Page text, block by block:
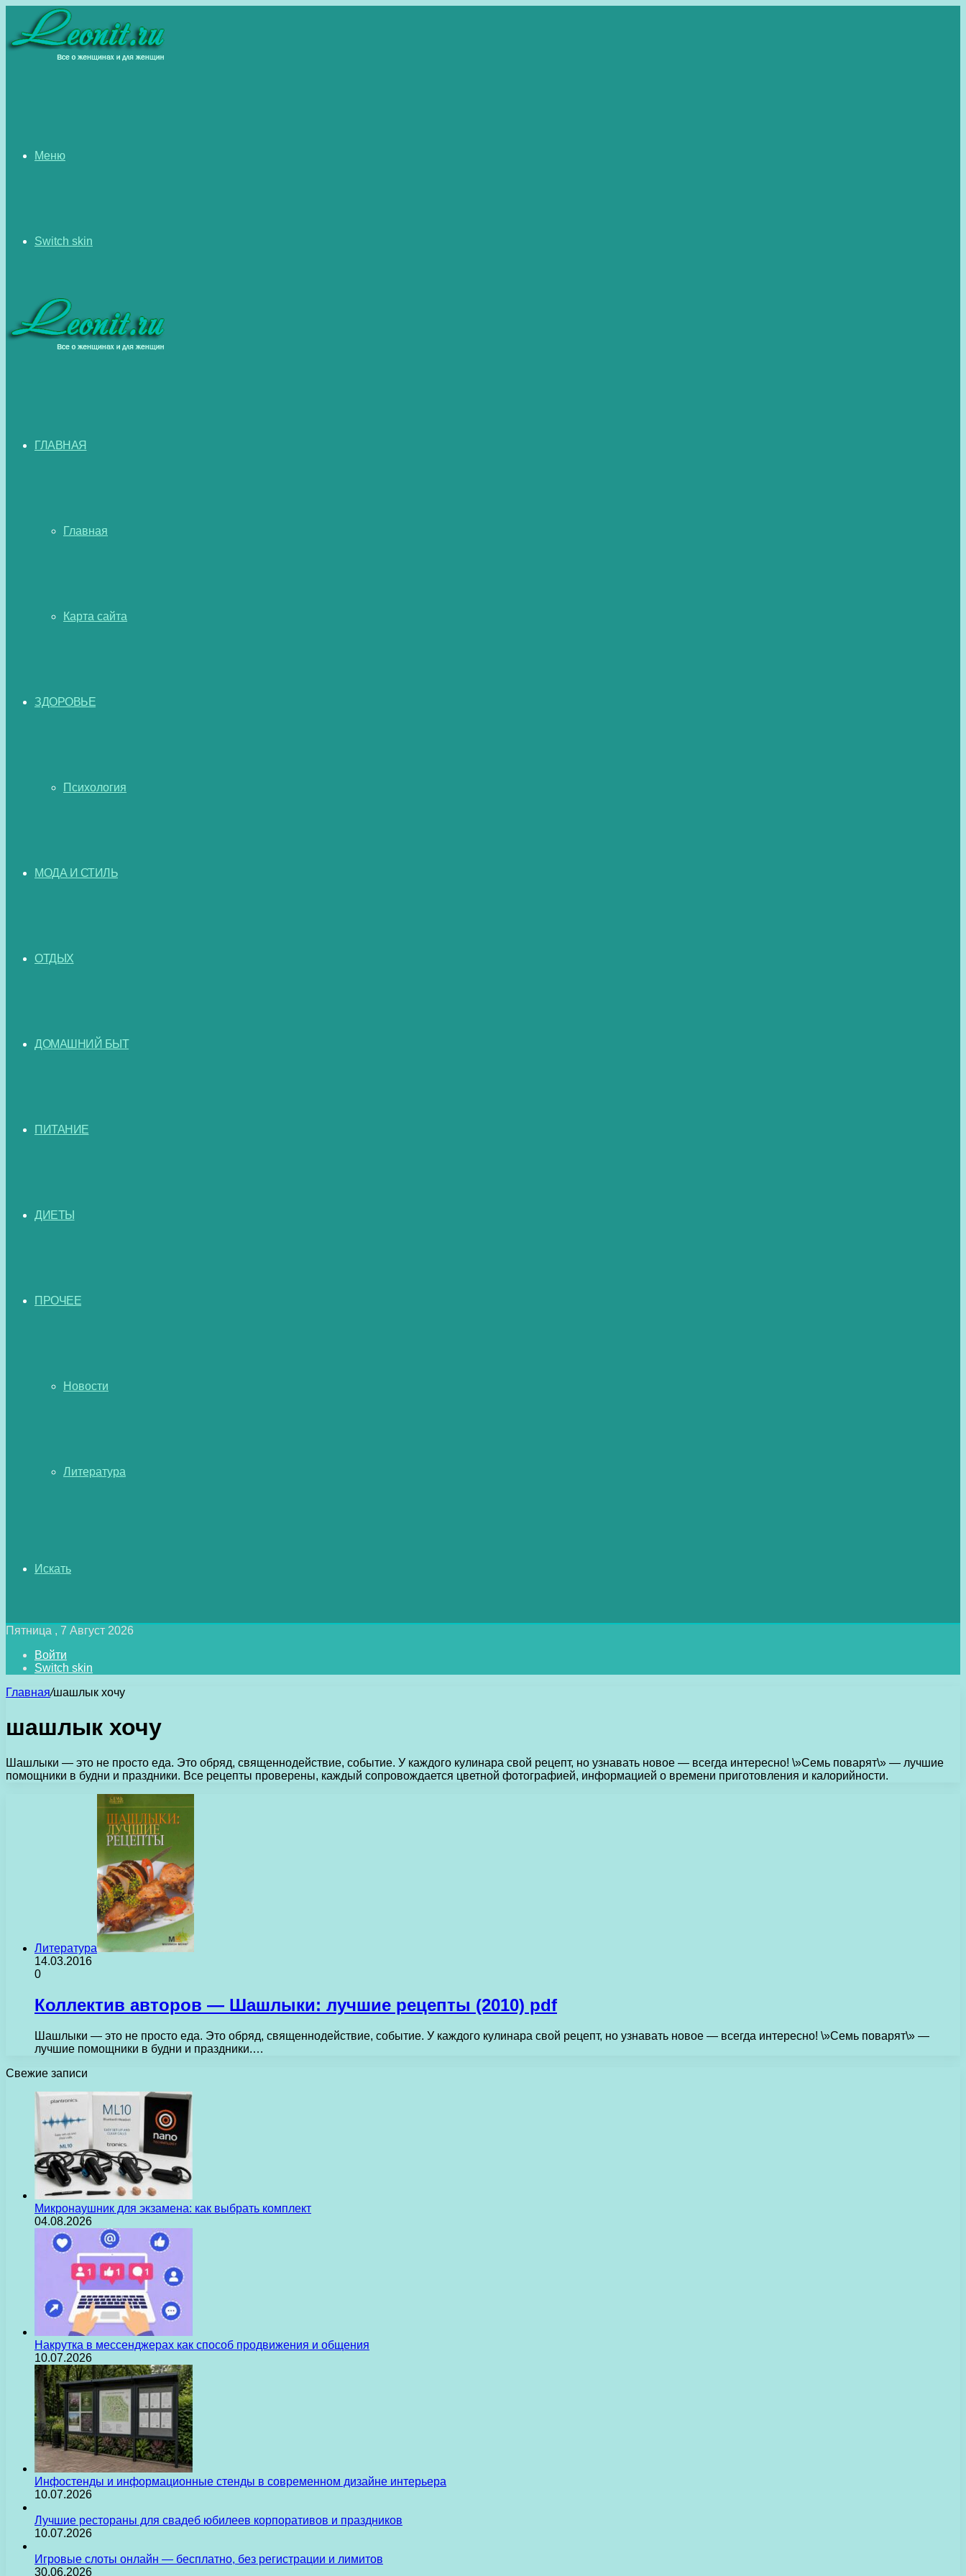
Меню
Switch skin
ГЛАВНАЯ
Главная
Карта сайта
ЗДОРОВЬЕ
Психология
МОДА И СТИЛЬ
ОТДЫХ
ДОМАШНИЙ БЫТ
ПИТАНИЕ
ДИЕТЫ
ПРОЧЕЕ
Новости
Литература
Искать
Пятница , 7 Август 2026
Войти
Switch skin
Главная/шашлык хочу
шашлык хочу
Шашлыки — это не просто еда. Это обряд, священнодействие, событие. У каждого кулинара свой рецепт, но узнавать новое — всегда интересно! \»Семь поварят\» — лучшие
помощники в будни и праздники. Все рецепты проверены, каждый сопровождается цветной фотографией, информацией о времени приготовления и калорийности.
Литература
14.03.2016
0
Коллектив авторов — Шашлыки: лучшие рецепты (2010) pdf
Шашлыки — это не просто еда. Это обряд, священнодействие, событие. У каждого кулинара свой рецепт, но узнавать новое — всегда интересно! \»Семь поварят\» —
лучшие помощники в будни и праздники.…
Свежие записи
Микронаушник для экзамена: как выбрать комплект
04.08.2026
Накрутка в мессенджерах как способ продвижения и общения
10.07.2026
Инфостенды и информационные стенды в современном дизайне интерьера
10.07.2026
Лучшие рестораны для свадеб юбилеев корпоративов и праздников
10.07.2026
Игровые слоты онлайн — бесплатно, без регистрации и лимитов
30.06.2026